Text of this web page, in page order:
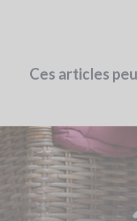
Ces articles